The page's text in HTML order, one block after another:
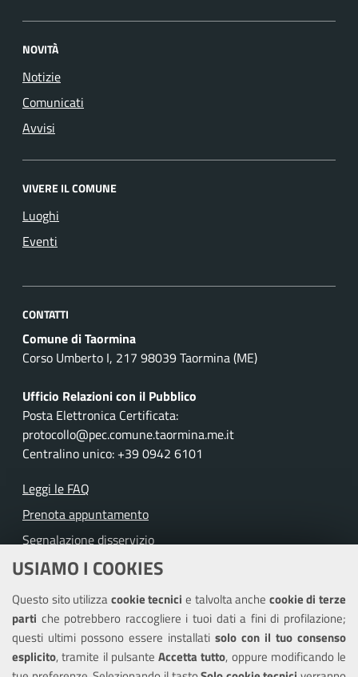
USIAMO I COOKIES
Questo sito utilizzacookie tecnicie talvolta anche cookie di terze
parti che potrebbero raccogliere i tuoi dati a fini di profilazione;
questi ultimi possono essere installati solo con il tuo consenso
esplicito, tramite il pulsante Accetta tutto, oppure modificando le
NOVITÀ
Notizie
Comunicati
Avvisi
VIVERE IL COMUNE
Luoghi
Eventi
CONTATTI
Comune di Taormina
Corso Umberto I, 217 98039 Taormina (ME)
Ufficio Relazioni con il Pubblico
Posta Elettronica Certificata:
protocollo@pec.comune.taormina.me.it
Centralino unico: +39 0942 6101
Leggi le FAQ
Prenota appuntamento
Segnalazione disservizio
Richiesta assistenza
Amministrazione trasparente
Informativa privacy
Note legali